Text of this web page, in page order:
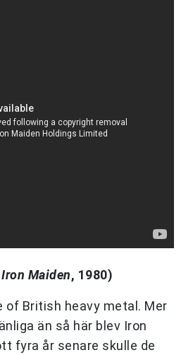
Iron Maiden, 1980)
of British heavy metal. Mer
än så här blev Iron
fyra år senare skulle de